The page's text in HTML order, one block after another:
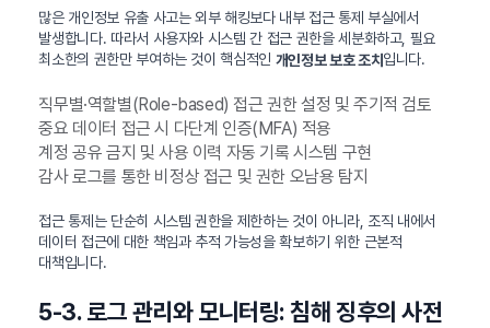
많은 개인정보 유출 사고는 외부 해킹보다 내부 접근 통제 부실에서
발생합니다. 따라서 사용자와 시스템 간 접근 권한을 세분화하고, 필요
최소한의 권한만 부여하는 것이 핵심적인 개인정보 보호 조치입니다.
직무별·역할별(Role-based) 접근 권한 설정 및 주기적 검토
중요 데이터 접근 시 다단계 인증(MFA) 적용
계정 공유 금지 및 사용 이력 자동 기록 시스템 구현
감사 로그를 통한 비정상 접근 및 권한 오남용 탐지
접근 통제는 단순히 시스템 권한을 제한하는 것이 아니라, 조직 내에서
데이터 접근에 대한 책임과 추적 가능성을 확보하기 위한 근본적
대책입니다.
5-3. 로그 관리와 모니터링: 침해 징후의 사전